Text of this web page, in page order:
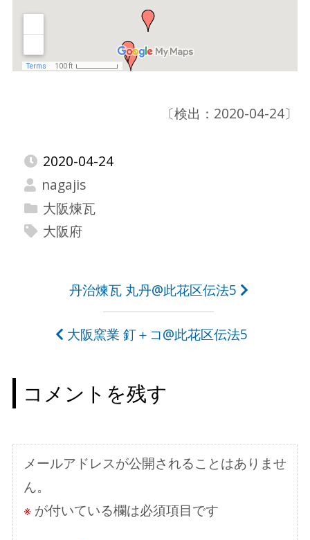
〔検出：2020-04-24〕
2020-04-24
nagajis
大阪煉瓦
大阪府
ビ
ゲ
シ
ョ
ン
丹治煉瓦 丸丹@此花区伝法5
大阪窯業 釘＋コ@此花区伝法5
コメントを残す
メールアドレスが公開されることはありませ
ん。
※が付いている欄は必須項目です